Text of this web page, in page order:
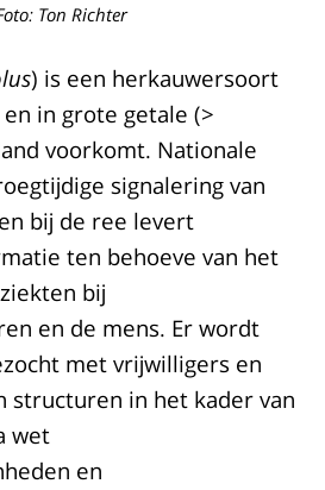
Ton Richter
) is een herkauwersoort
in grote getale (>
voorkomt. Nationale
signalering van
bij de ree levert
ten behoeve van het
bij
en de mens. Er wordt
met vrijwilligers en
structuren in het kader van
wet
en